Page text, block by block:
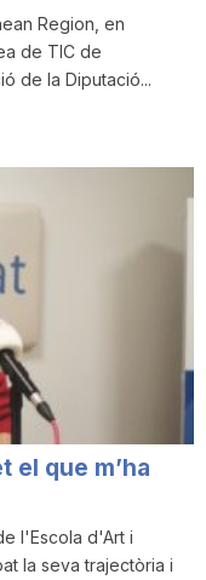
Region, en
de TIC de
de la Diputació...
el que m’ha
l'Escola d'Art i
la seva trajectòria i